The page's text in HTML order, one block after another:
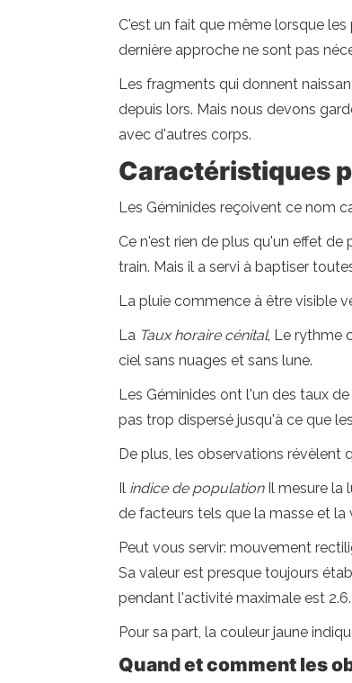
C'est un fait que même lorsque
dernière approche ne sont pas
Les fragments qui donnent
depuis lors. Mais nous devons
avec d'autres corps.
Caractéristiques
Les Géminides reçoivent ce nom
Ce n'est rien de plus qu'un effet
train. Mais il a servi à baptiser
La pluie commence à être visible
La Taux horaire cénital, Le rythme
ciel sans nuages ​​et sans lune.
Les Géminides ont l'un des taux
pas trop dispersé jusqu'à ce que
De plus, les observations révèlent
Il indice de populationIl mesure la
de facteurs tels que la masse et
Peut vous servir: mouvement
Sa valeur est presque toujours
pendant l'activité maximale est 2.6.
Pour sa part, la couleur jaune
Quand et comment les